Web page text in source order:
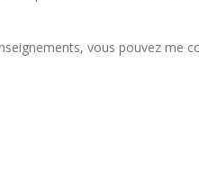
vous pouvez me